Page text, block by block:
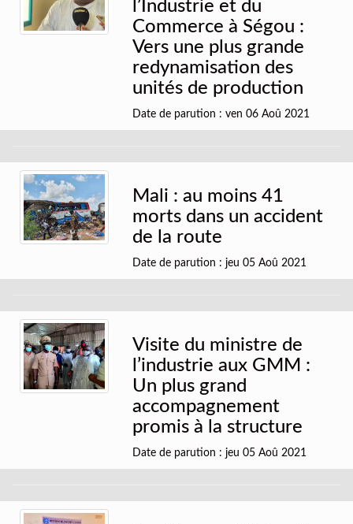
l’Industrie et du
Commerce à Ségou :
Vers une plus grande
redynamisation des
unités de production
Date de parution : ven 06 Aoû 2021
Mali : au moins 41
morts dans un accident
de la route
Date de parution : jeu 05 Aoû 2021
Visite du ministre de
l’industrie aux GMM :
Un plus grand
accompagnement
promis à la structure
Date de parution : jeu 05 Aoû 2021